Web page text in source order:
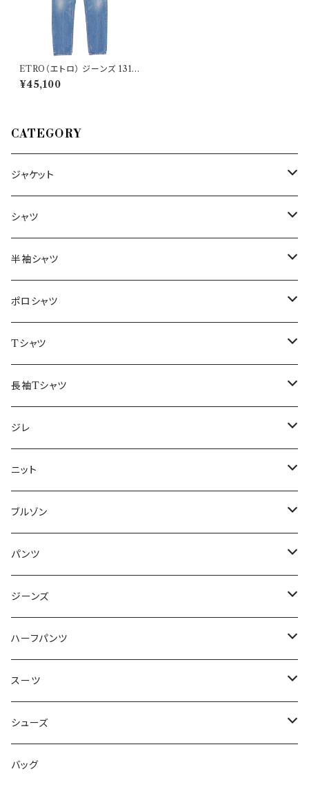
ETRO（エトロ） ジーンズ 131 U
1244 287750 20103 33827
¥45,100
CATEGORY
ジャケット
～44/S
46/M
48/L
50/XL～
シャツ
～44/S
46/M
48/L
50/XL～
半袖シャツ
～44/S
46/M
48/L
50/XL～
ポロシャツ
～44/S
46/M
48/L
50/XL～
Tシャツ
～44/S
46/M
48/L
50/XL～
長袖Tシャツ
～44/S
46/M
48/L
50/XL～
ジレ
～44/S
46/M
48/L
50/XL～
ニット
～44/S
46/M
48/L
50/XL～
ブルゾン
～44/S
46/M
48/L
50/XL～
パンツ
～44/S
46/M
48/L
50/XL～
ジーンズ
～44/S
46/M
48/L
50/XL～
ハーフパンツ
～44/S
46/M
48/L
スーツ
～44/S
46/M
シューズ
～25.5cm
バッグ